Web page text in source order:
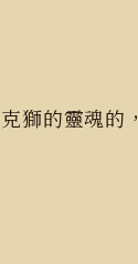
獅的靈魂的，